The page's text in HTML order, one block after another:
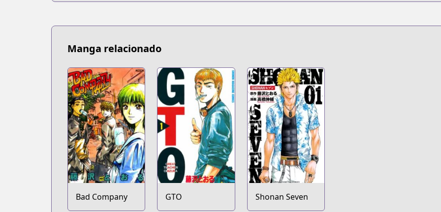
Manga relacionado
Bad Company GTO Shonan Seven